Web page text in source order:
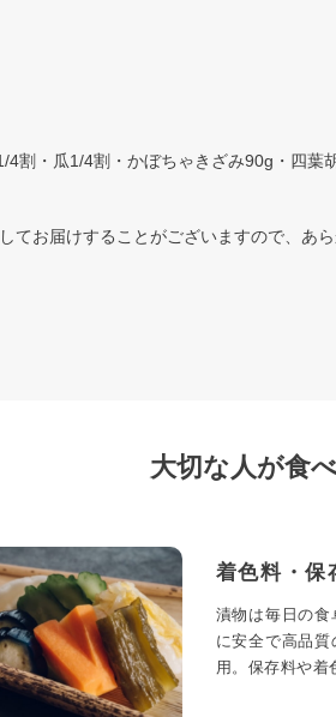
割・瓜1/4割・かぼちゃきざみ90g・四
お届けすることがございますので、あら
大切な人が食
着色料・保
漬物は毎日の食
に安全で高品
用。保存料や着